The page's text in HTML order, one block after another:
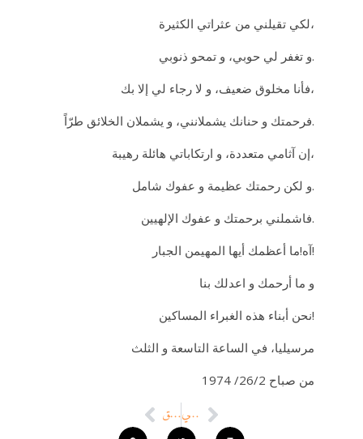
لكي تقيلني من عثراتي الكثيرة،
و تغفر لي حوبي، و تمحو ذنوبي.
فأنا مخلوق ضعيف، و لا رجاء لي إلا بك،
فرحمتك و حنانك يشملانني، و يشملان الخلائق طرّاً.
إن آثامي متعددة، و ارتكاباتي هائلة رهيبة،
و لكن رحمتك عظيمة و عفوك شامل.
فاشملني برحمتك و عفوك الإلهيين.
آه!ما أعظمك أيها المهيمن الجبار!
و ما أرحمك و اعدلك بنا
نحن أبناء هذه الغبراء المساكين!
مرسيليا، في الساعة التاسعة و الثلث
من صباح 26/2/ 1974
السابق التالي